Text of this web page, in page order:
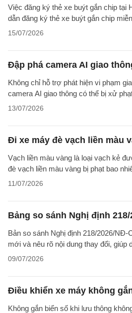
Việc đăng ký thẻ xe buýt gắn chip
dẫn đăng ký thẻ xe buýt gắn chip
15/07/2026
Đập phá camera AI giao
Không chỉ hỗ trợ phát hiện vi phạm
camera AI giao thông có thể bị xử
13/07/2026
Đi xe máy đè vạch liền màu
Vạch liền màu vàng là loại vạch kẻ
đè vạch liền màu vàng bị phạt bao
11/07/2026
Bảng so sánh Nghị định
Bản so sánh Nghị định 218/2026/
mới và nêu rõ nội dung thay đổi, giúp
09/07/2026
Điều khiển xe máy không
Không gắn biển số khi lưu thông